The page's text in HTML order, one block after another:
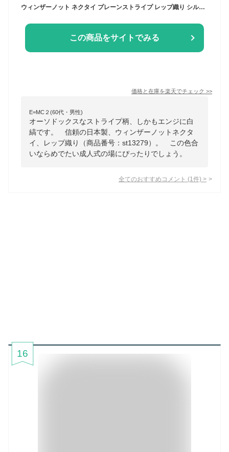
ウィンザーノット ネクタイ プレーンストライプ レップ織り シルク100% 日本製 ハンドメイド 全4色
この商品をサイトでみる
価格と在庫を楽天でチェック >>
E=MC２(60代・男性)
オーソドックスなストライプ柄、しかもエンジに白
縞です。 信頼の日本製、ウィンザーノットネクタ
イ、レップ織り（商品番号：st13279）。 この色合
いならめでたい成人式の場にぴったりでしょう。
全てのおすすめコメント (1 件) >
16